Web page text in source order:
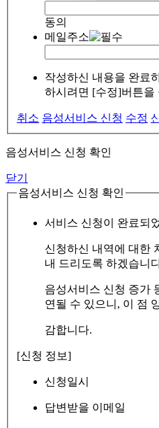
동의
메일주소
작성하신 내용을 완료
하시려면 [수정]버튼을
취소 음성서비스 신청 수정
음성서비스 신청 확인
닫기
음성서비스 신청 확인
서비스 신청이 완료되
신청하신 내역에 대한
내 드리도록 하겠습니
음성서비스 신청 증가
연될 수 있으니, 이 점
감합니다.
[신청 정보]
신청일시
답변받을 이메일